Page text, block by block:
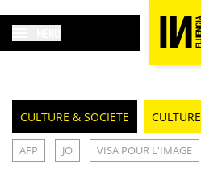
CULTURE & SOCIETE CULTURE
AFP JO VISA POUR L'IMAGE